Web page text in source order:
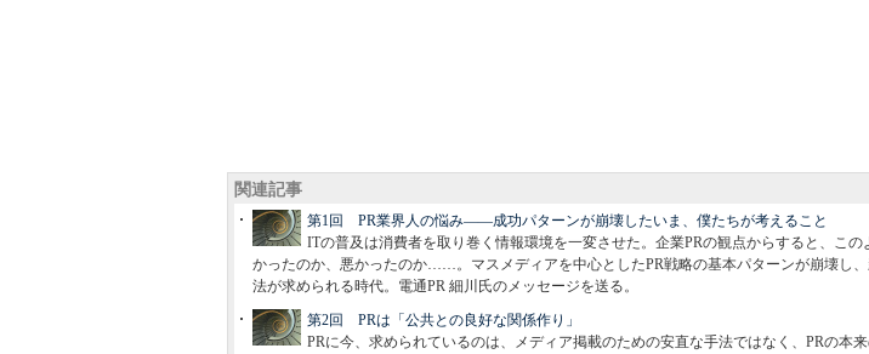
関連記事
第1回 PR業界人の悩み――成功パターンが崩壊したいま、僕たちが考えること
ITの普及は消費者を取り巻く情報環境を一変させた。企業PRの観点からすると、この
かったのか、悪かったのか……。マスメディアを中心としたPR戦略の基本パターンが崩壊し
法が求められる時代。電通PR 細川氏のメッセージを送る。
第2回 PRは「公共との良好な関係作り」
PRに今、求められているのは、メディア掲載のための安直な手法ではなく、PRの本